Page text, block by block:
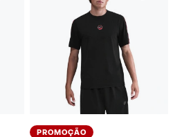
PROMOÇÃO